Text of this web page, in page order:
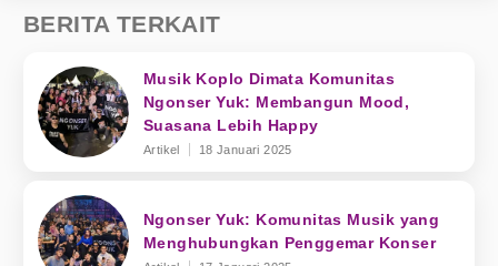
BERITA TERKAIT
Musik Koplo Dimata Komunitas
Ngonser Yuk: Membangun Mood,
Suasana Lebih Happy
Artikel 18 Januari 2025
Ngonser Yuk: Komunitas Musik yang
Menghubungkan Penggemar Konser